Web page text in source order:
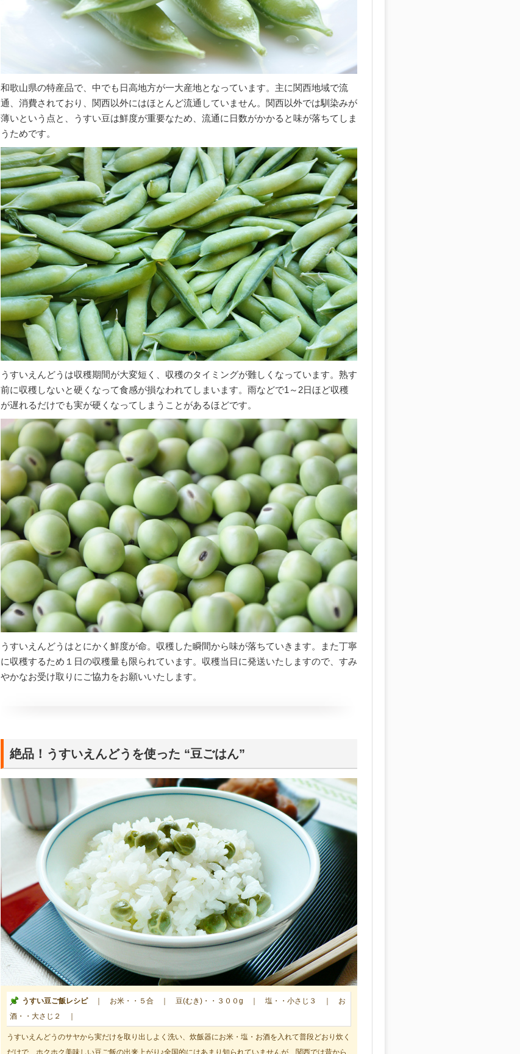
和歌山県の特産品で、中でも日高地方が一大産地となっています。主に関西地域で流
通、消費されており、関西以外にはほとんど流通していません。関西以外では馴染みが
薄いという点と、うすい豆は鮮度が重要なため、流通に日数がかかると味が落ちてしま
うためです。
うすいえんどうは収穫期間が大変短く、収穫のタイミングが難しくなっています。熟す
前に収穫しないと硬くなって食感が損なわれてしまいます。雨などで1～2日ほど収穫
が遅れるだけでも実が硬くなってしまうことがあるほどです。
うすいえんどうはとにかく鮮度が命。収穫した瞬間から味が落ちていきます。また丁寧
に収穫するため１日の収穫量も限られています。収穫当日に発送いたしますので、すみ
やかなお受け取りにご協力をお願いいたします。
絶品！うすいえんどうを使った “豆ごはん”
うすい豆ご飯レシピ｜ お米・・５合 ｜ 豆(むき)・・３００g ｜ 塩・・小さじ３ ｜ お
酒・・大さじ２ ｜
うすいえんどうのサヤから実だけを取り出しよく洗い、炊飯器にお米・塩・お酒を入れて普段どおり炊く
だけで、ホクホク美味しい豆ご飯の出来上がり♪全国的にはあまり知られていませんが、関西では昔から